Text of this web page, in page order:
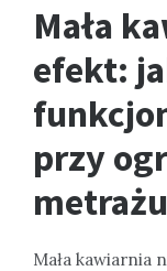
Mała
efekt:
przy
metrażu
Mała kawiarnia